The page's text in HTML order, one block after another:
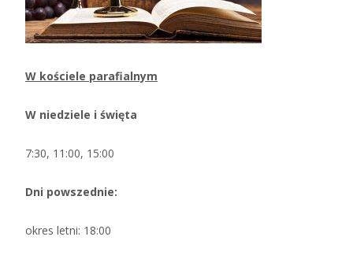
W kościele parafialnym
W niedziele i święta
7:30, 11:00, 15:00
Dni powszednie:
okres letni: 18:00